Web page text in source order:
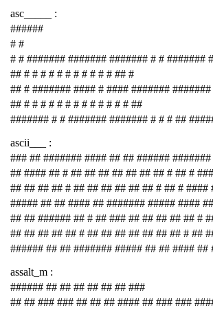
asc_____ :
######
# #
# # ####### ####### ####### # # #######
## # # # # # # # # # # # ## #
## # ####### #### # #### #######
## # # # # # # # # # # # # # ##
####### # # ####### ####### # # # ##
ascii___ :
### ## ####### #### ## ## ######
## #### ## # ## ## ## ## ## ## ## # ## #
## ## ## ## # ## ## ## ## ## ## # ## # ####
##### ## ## #### ## ####### ##### ####
## ## ###### ## # ## ### ## ## ## ## ## #
## ## ## ## ## # ## ## ## ## ## ## ## # ##
###### ## ## ####### ##### ## ## #### ##
assalt_m :
###### ## ## ## ## ## ## ###
## ## ### ### ## ## ## #### ## ### ###